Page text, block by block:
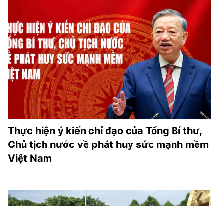
Thực hiện ý kiến chỉ đạo của Tổng Bí thư,
Chủ tịch nước về phát huy sức mạnh mềm
Việt Nam